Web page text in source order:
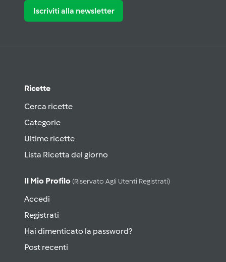
Iscriviti alla newsletter
Ricette
Cerca ricette
Categorie
Ultime ricette
Lista Ricetta del giorno
Il Mio Profilo (riservato Agli Utenti Registrati)
Accedi
Registrati
Hai dimenticato la password?
Post recenti